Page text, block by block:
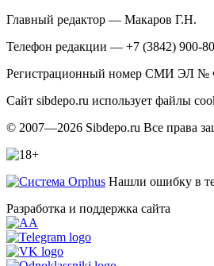
Главный редактор — Макаров Г.Н.
Телефон редакции — +7 (3842) 900-
Регистрационный номер СМИ ЭЛ №
Сайт sibdepo.ru использует файлы
© 2007—2026 Sibdepo.ru Все права
Нашли ошибку в
Разработка и поддержка сайта